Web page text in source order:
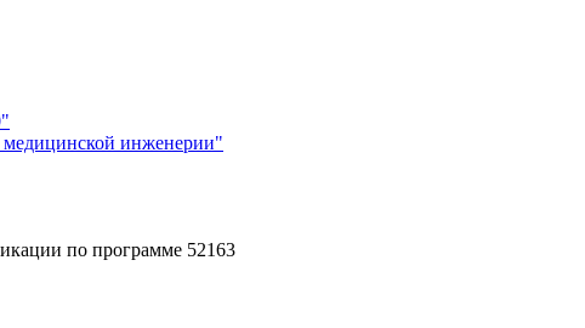
инженерии"
по программе 52163